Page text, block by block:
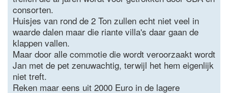
consorten.
Huisjes van rond de 2 Ton zullen echt niet veel in
waarde dalen maar die riante villa's daar gaan de
klappen vallen.
Maar door alle commotie die wordt veroorzaakt wordt
Jan met de pet zenuwachtig, terwijl het hem eigenlijk
niet treft.
Reken maar eens uit 2000 Euro in de lagere